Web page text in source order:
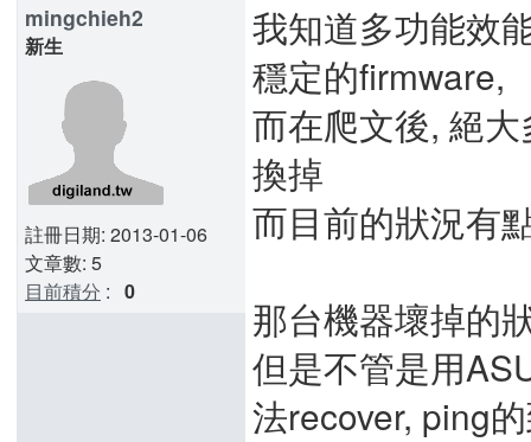
mingchieh2
新生
註冊日期: 2013-01-06
文章數: 5
目前積分 : 0
我知道多功能效
穩定的firmware,
而在爬文後, 絕
換掉
而目前的狀況有
那台機器壞掉的
但是不管是用
法recover, ping